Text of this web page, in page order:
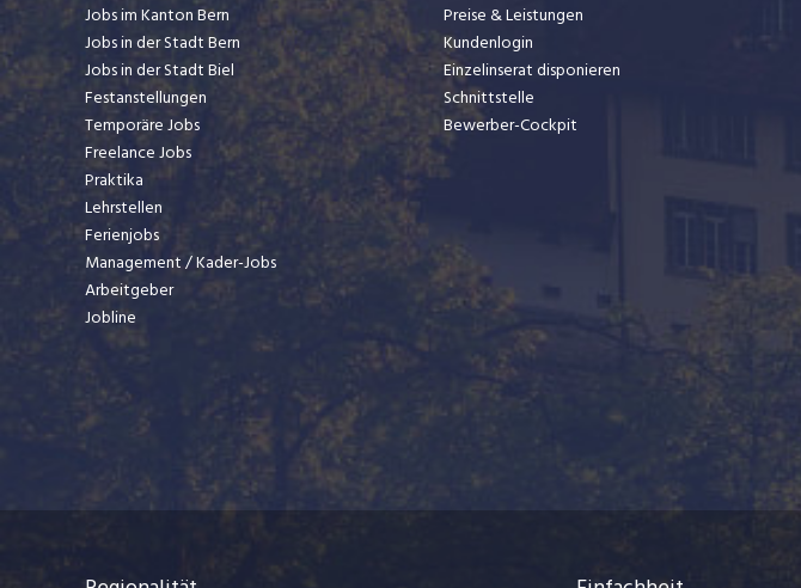
Jobs im Kanton Bern
Jobs in der Stadt Bern
Jobs in der Stadt Biel
Festanstellungen
Temporäre Jobs
Freelance Jobs
Praktika
Lehrstellen
Ferienjobs
Management / Kader-Jobs
Arbeitgeber
Jobline
Preise & Leistungen
Kundenlogin
Einzelinserat disponieren
Schnittstelle
Bewerber-Cockpit